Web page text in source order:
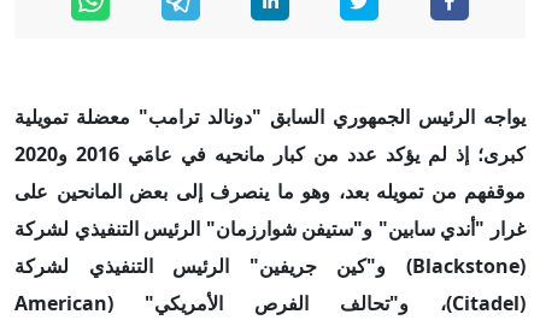
يواجه الرئيس الجمهوري السابق "دونالد ترامب" معضلة تمويلية
كبرى؛ إذ لم يؤكد عدد من كبار مانحيه في عامَي 2016 و2020
موقفهم من تمويله بعد، وهو ما ينصرف إلى بعض المانحين على
غرار "أندي سابين" و"ستيفن شوارزمان" الرئيس التنفيذي لشركة
(Blackstone) و"كين جريفين" الرئيس التنفيذي لشركة
(Citadel)، و"تحالف الفرص الأمريكي" (American